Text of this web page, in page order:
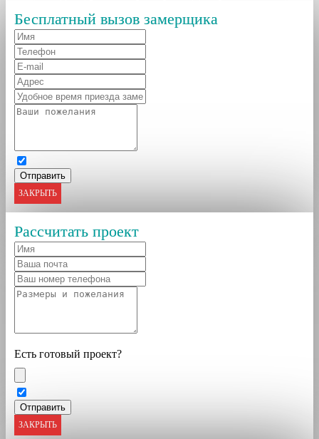
Бесплатный вызов замерщика
ЗАКРЫТЬ
Рассчитать проект
Есть готовый проект?
ЗАКРЫТЬ